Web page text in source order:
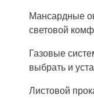
Мансардные
световой
Газовые
выбрать и
Листовой